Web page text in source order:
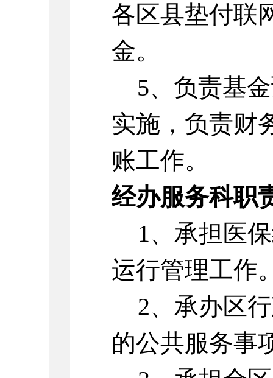
各区县垫付联
金。
5、负责基
实施，负责财
账工作。
经办服务科职
1、承担医
运行管理工作
2、承办区
的公共服务事